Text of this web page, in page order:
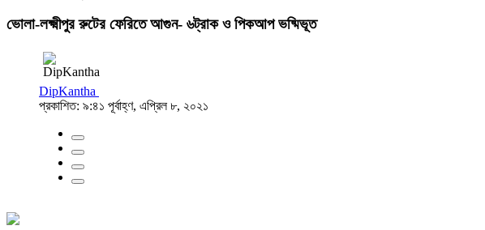
ভোলা-লক্ষ্মীপুর রুটের ফেরিতে আগুন- ৬ট্রাক ও পিকআপ ভষ্মিভূত
DipKantha
প্রকাশিত: ৯:৪১ পূর্বাহ্ণ, এপ্রিল ৮, ২০২১